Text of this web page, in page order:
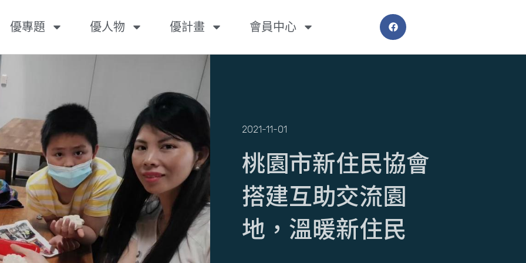
優專題 優人物 優計畫 會員中心
2021-11-01
桃園市新住民協會
搭建互助交流園
地，溫暖新住民